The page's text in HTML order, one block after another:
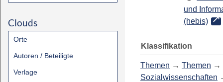
Clouds
Orte
Autoren / Beteiligte
Verlage
und
(hebis)
Klassifikation
Themen → Themen →
Sozialwissenschaften